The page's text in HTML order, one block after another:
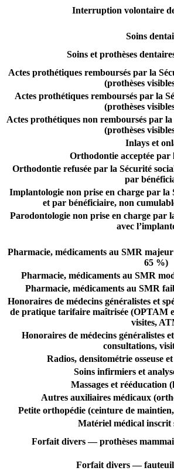
Interruption volontaire
Soins
Soins et prothèses
Actes prothétiques remboursés par la
(prothèses
Actes prothétiques remboursés par la
(prothèses
Actes prothétiques non remboursés par
(prothèses
Inlays et
Orthodontie acceptée par
Orthodontie refusée par la Sécurité
par
Implantologie non prise en charge par la
et par bénéficiaire, non
Parodontologie non prise en charge par
avec
Pharmacie, médicaments au SMR
65 %)
Pharmacie, médicaments au SMR
Pharmacie, médicaments au SMR
Honoraires de médecins généralistes et
de pratique tarifaire maîtrisée (OPTAM
visites,
Honoraires de médecins généralistes
consultations,
Radios, densitométrie osseuse
Soins infirmiers et
Massages et rééducation
Autres auxiliaires médicaux
Petite orthopédie (ceinture de
Matériel médical inscrit
Forfait divers — prothèses
Forfait divers —